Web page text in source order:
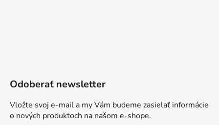
Odoberať newsletter
Vložte svoj e-mail a my Vám budeme zasielať informácie
o nových produktoch na našom e-shope.